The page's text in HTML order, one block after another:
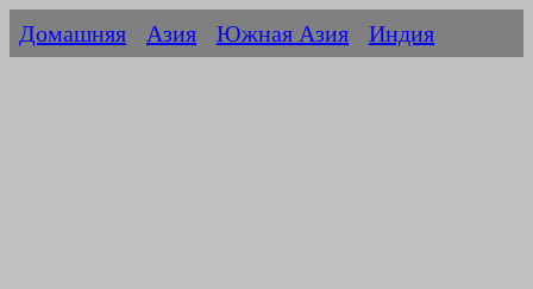
Домашняя Азия Южная Азия Индия